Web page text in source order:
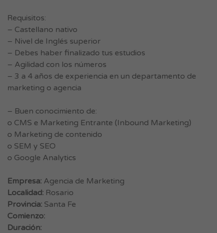
Requisitos:
– Castellano nativo
– Nivel de Inglés superior
– Debes haber finalizado tus estudios
– Agilidad con los números
– 3 a 4 años de experiencia en un departamento de
marketing o agencia
– Buen conocimiento de:
o CMS e Marketing Entrante (Inbound Marketing)
o Marketing de contenido
o SEM y SEO
o Google Analytics
Empresa: Agencia de Marketing
Localidad: Rosario
Provincia: Santa Fe
Comienzo:
Duración: